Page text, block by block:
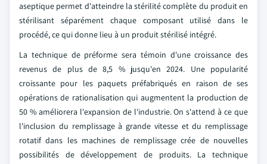
aseptique permet d'atteindre la stérilité complète du produit en
stérilisant séparément chaque composant utilisé dans le
procédé, ce qui donne lieu à un produit stérilisé intégré.
La technique de préforme sera témoin d'une croissance des
revenus de plus de 8,5 % jusqu'en 2024. Une popularité
croissante pour les paquets préfabriqués en raison de ses
opérations de rationalisation qui augmentent la production de
50 % améliorera l'expansion de l'industrie. On s'attend à ce que
l'inclusion du remplissage à grande vitesse et du remplissage
rotatif dans les machines de remplissage crée de nouvelles
possibilités de développement de produits. La technique